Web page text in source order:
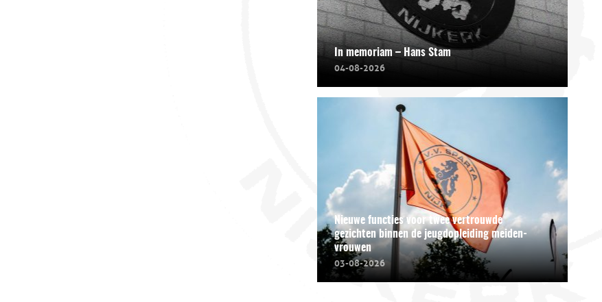
In memoriam – Hans Stam
04-08-2026
Nieuwe functies voor twee vertrouwde
gezichten binnen de jeugdopleiding meiden-
vrouwen
03-08-2026